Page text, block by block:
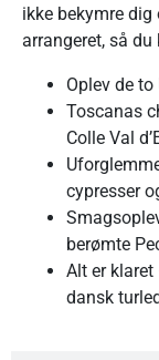
ikke bekymre
arrangeret, så du
Oplev de to
Toscanas
Colle Val
cypresser
berømte
Alt er
dansk